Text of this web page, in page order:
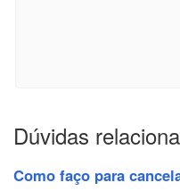
Dúvidas
Como faço para